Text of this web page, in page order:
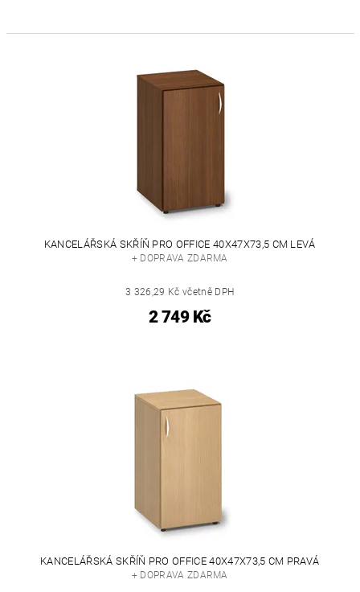
KANCELÁŘSKÁ SKŘÍŇ PRO OFFICE 40X47X73,5 CM LEVÁ
+ DOPRAVA ZDARMA
3 326,29 Kč včetně DPH
2 749 Kč
KANCELÁŘSKÁ SKŘÍŇ PRO OFFICE 40X47X73,5 CM PRAVÁ
+ DOPRAVA ZDARMA